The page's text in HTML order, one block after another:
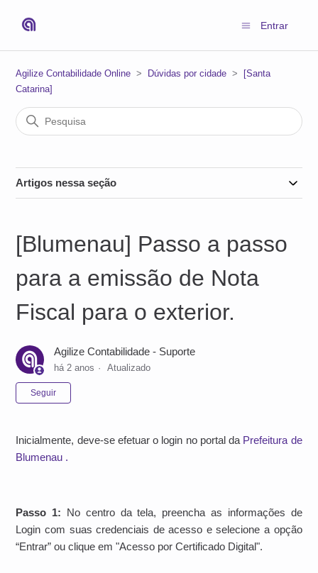
Entrar
Agilize Contabilidade Online Dúvidas por cidade
[Santa
Catarina]
Artigos nessa seção
[Blumenau] Passo a passo
para a emissão de Nota
Fiscal para o exterior.
Agilize Contabilidade - Suporte
há 2 anos Atualizado
Seguir
Inicialmente, deve-se efetuar o login no portal da Prefeitura de
Blumenau .
Passo 1: No centro da tela, preencha as informações de
Login com suas credenciais de acesso e selecione a opção
“Entrar” ou clique em "Acesso por Certificado Digital".